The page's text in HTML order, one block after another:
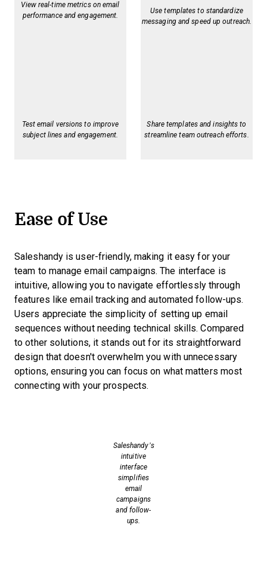
View real-time metrics on email
performance and engagement.
Use templates to standardize
messaging and speed up outreach.
Test email versions to improve
subject lines and engagement.
Share templates and insights to
streamline team outreach efforts.
Ease of Use
Saleshandy is user-friendly, making it easy for your
team to manage email campaigns. The interface is
intuitive, allowing you to navigate effortlessly through
features like email tracking and automated follow-ups.
Users appreciate the simplicity of setting up email
sequences without needing technical skills. Compared
to other solutions, it stands out for its straightforward
design that doesn't overwhelm you with unnecessary
options, ensuring you can focus on what matters most
connecting with your prospects.
Saleshandy’s
intuitive
interface
simplifies
email
campaigns
and follow-
ups.